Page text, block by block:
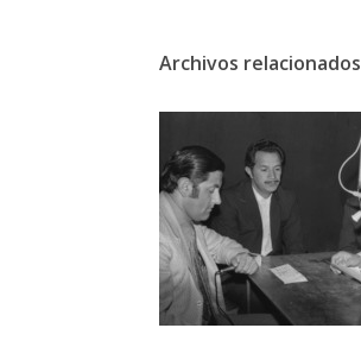
Archivos relacionados